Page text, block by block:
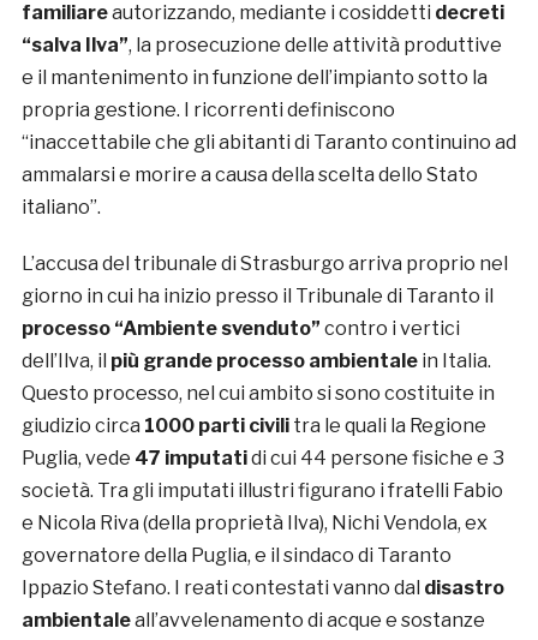
familiareautorizzando, mediante i cosiddetti decreti
“salva Ilva”, la prosecuzione delle attività produttive
e il mantenimento in funzione dell’impianto sotto la
propria gestione. I ricorrenti definiscono
“inaccettabile che gli abitanti di Taranto continuino ad
ammalarsi e morire a causa della scelta dello Stato
italiano”.
L’accusa del tribunale di Strasburgo arriva proprio nel
giorno in cui ha inizio presso il Tribunale di Taranto il
processo “Ambiente svenduto” contro i vertici
dell’Ilva, il più grande processo ambientalein Italia.
Questo processo, nel cui ambito si sono costituite in
giudizio circa 1000 parti civilitra le quali la Regione
Puglia, vede 47 imputatidi cui 44 persone fisiche e 3
società. Tra gli imputati illustri figurano i fratelli Fabio
e Nicola Riva (della proprietà Ilva), Nichi Vendola, ex
governatore della Puglia, e il sindaco di Taranto
Ippazio Stefano. I reati contestati vanno dal disastro
ambientaleall’avvelenamento di acque e sostanze